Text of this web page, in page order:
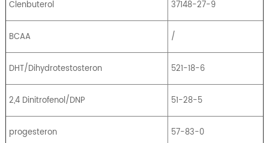
Clenbuterol 37148-27-9
BCAA /
DHT/Dihydrotestosteron 521-18-6
2,4 Dinitrofenol/DNP 51-28-5
progesteron 57-83-0